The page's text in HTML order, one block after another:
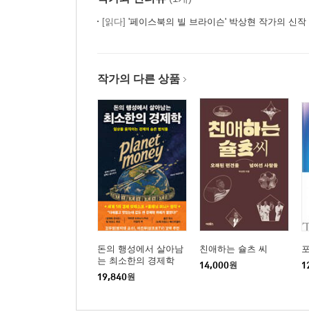
[읽다] '페이스북의 빌 브라이슨' 박상현 작가의 신작
작가의 다른 상품
돈의 행성에서 살아남
는 최소한의 경제학
19,840원
친애하는 슐츠 씨
14,000원